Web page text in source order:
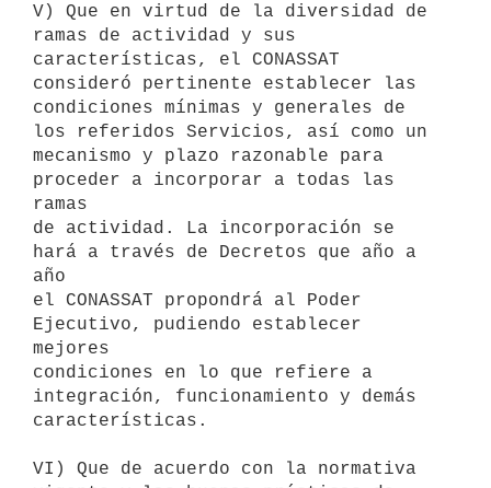
V) Que en virtud de la diversidad de
ramas de actividad y sus
características, el CONASSAT
consideró pertinente establecer las
condiciones mínimas y generales de
los referidos Servicios, así como un
mecanismo y plazo razonable para
proceder a incorporar a todas las
ramas
de actividad. La incorporación se
hará a través de Decretos que año a
año
el CONASSAT propondrá al Poder
Ejecutivo, pudiendo establecer
mejores
condiciones en lo que refiere a
integración, funcionamiento y demás
características.
VI) Que de acuerdo con la normativa